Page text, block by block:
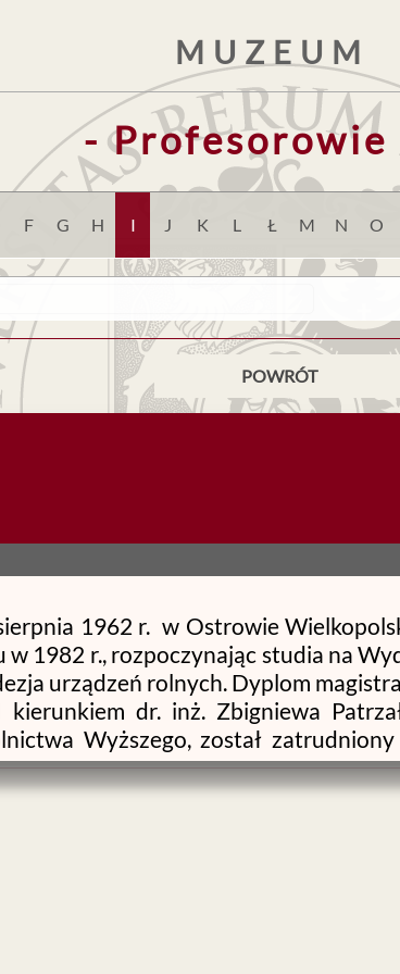
MUZEUM
- Profesorowie
F G H I J K L Ł M N O
POWRÓT
1962 r. w Ostrowie
w 1982 r., rozpoczynając studia na
urządzeń rolnych. Dyplom
kierunkiem dr. inż. Zbigniewa
Wyższego, został
we Wrocławiu jako asystent